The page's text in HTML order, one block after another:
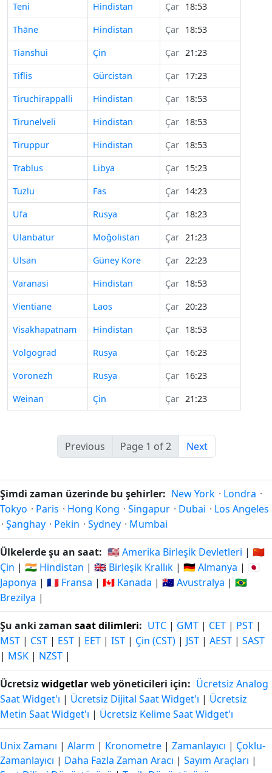
Teni
Hindistan Çar 18:53
Thāne
Hindistan Çar 18:53
Tianshui
Çin Çar 21:23
Tiflis
Gürcistan Çar 17:23
Tiruchirappalli
Hindistan Çar 18:53
Tirunelveli
Hindistan Çar 18:53
Tiruppur
Hindistan Çar 18:53
Trablus
Libya Çar 15:23
Tuzlu
Fas Çar 14:23
Ufa
Rusya Çar 18:23
Ulanbatur
Moğolistan Çar 21:23
Ulsan
Güney Kore Çar 22:23
Varanasi
Hindistan Çar 18:53
Vientiane
Laos Çar 20:23
Visakhapatnam
Hindistan Çar 18:53
Volgograd
Rusya Çar 16:23
Voronezh
Rusya Çar 16:23
Weinan
Çin Çar 21:23
Previous Page 1 of 2 Next
Şimdi zaman üzerinde bu şehirler: New York · Londra ·
Tokyo · Paris · Hong Kong · Singapur · Dubai · Los Angeles
· Şanghay · Pekin · Sydney · Mumbai
Ülkelerde şu an saat: 🇺🇸 Amerika Birleşik Devletleri | 🇨🇳
Çin | 🇮🇳 Hindistan | 🇬🇧 Birleşik Krallık | 🇩🇪 Almanya | 🇯🇵
Japonya | 🇫🇷 Fransa | 🇨🇦 Kanada | 🇦🇺 Avustralya | 🇧🇷
Brezilya |
Şu anki zaman saat dilimleri: UTC | GMT | CET | PST |
MST | CST | EST | EET | IST | Çin (CST) | JST | AEST | SAST
| MSK | NZST |
Ücretsizwidgetlarweb yöneticileri için: Ücretsiz Analog
Saat Widget'ı | Ücretsiz Dijital Saat Widget'ı | Ücretsiz
Metin Saat Widget'ı | Ücretsiz Kelime Saat Widget'ı
Unix Zamanı | Alarm | Kronometre | Zamanlayıcı | Çoklu-
Zamanlayıcı | Daha Fazla Zaman Aracı | Sayım Araçları |